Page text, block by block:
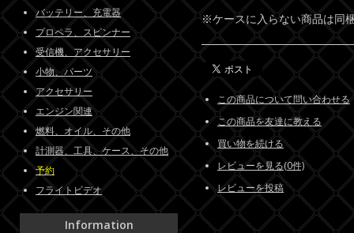
※ケースに入らない商品は同
この商品について問い合わせる
この商品を友達に教える
買い物を続ける
レビューを見る(0件)
レビューを投稿
バッテリー、充電器
プロペラ、スピンナー
受信機、アクセサリー
小物、パーツ
アクセサリー
エンジン関連
燃料、オイル、その他
計測器、工具、ケース、その他
予約
フライトビデオ
Information